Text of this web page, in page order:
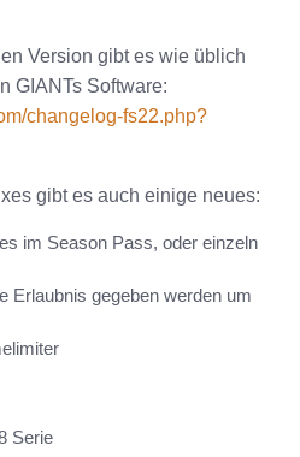
Version gibt es wie üblich
GIANTs Software:
changelog-fs22.php?
gibt es auch einige neues:
im Season Pass, oder einzeln
Erlaubnis gegeben werden um
Serie